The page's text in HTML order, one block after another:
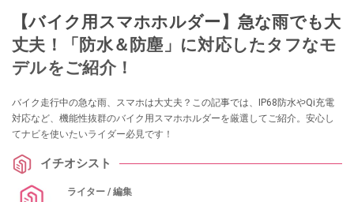
【バイク用スマホホルダー】急な雨でも大
丈夫！「防水＆防塵」に対応したタフなモ
デルをご紹介！
バイク走行中の急な雨、スマホは大丈夫？この記事では、IP68防水やQi充電
対応など、機能性抜群のバイク用スマホホルダーを厳選してご紹介。安心し
てナビを使いたいライダー必見です！
イチオシスト
ライター / 編集